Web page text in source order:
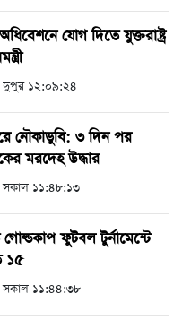
যোগ দিতে যুক্তরাষ্ট্র
১২:০৯:২৪
নৌকাডুবি: ৩ দিন পর
মরদেহ উদ্ধার
১১:৪৮:১৩
ফুটবল টুর্নামেন্টে
১৫
১১:৪৪:৩৮